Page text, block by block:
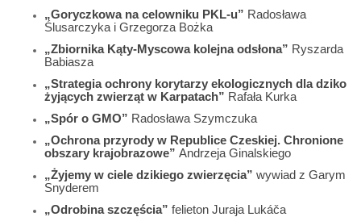
„Goryczkowa na celowniku PKL-u” Radosława
Ślusarczyka i Grzegorza Bożka
„Zbiornika Kąty-Myscowa kolejna odsłona” Ryszarda
Babiasza
„Strategia ochrony korytarzy ekologicznych dla dziko
żyjących zwierząt w Karpatach” Rafała Kurka
„Spór o GMO” Radosława Szymczuka
„Ochrona przyrody w Republice Czeskiej. Chronione
obszary krajobrazowe” Andrzeja Ginalskiego
„Żyjemy w ciele dzikiego zwierzęcia” wywiad z Garym
Snyderem
„Odrobina szczęścia” felieton Juraja Lukáča